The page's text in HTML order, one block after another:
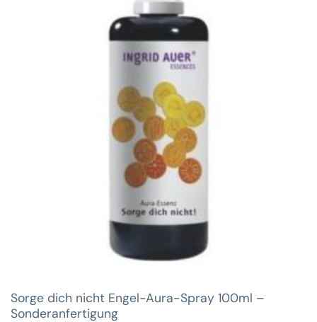
Sorge dich nicht Engel-Aura-Spray 100ml –
Sonderanfertigung